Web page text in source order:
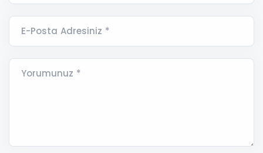
E-Posta Adresiniz *
Yorumunuz *